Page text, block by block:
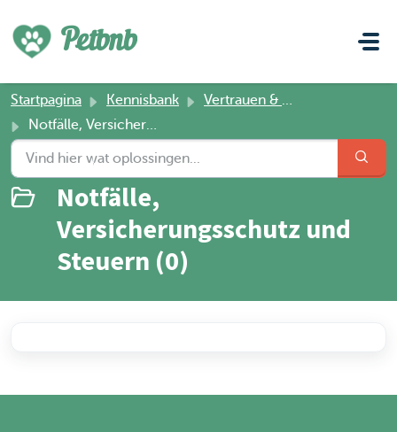
Petbnb
Startpagina Kennisbank
Vertrauen & Sicherheit
Notfälle, Versicherungsschutz und Steuern
Notfälle,
Versicherungsschutz und
Steuern (0)